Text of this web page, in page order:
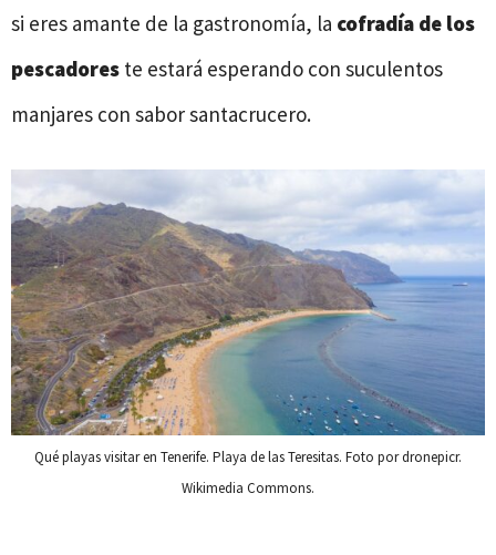
si eres amante de la gastronomía, la cofradía de los
pescadores te estará esperando con suculentos
manjares con sabor santacrucero.
Qué playas visitar en Tenerife. Playa de las Teresitas. Foto por dronepicr.
Wikimedia Commons.